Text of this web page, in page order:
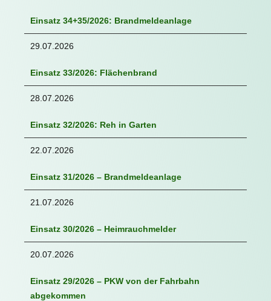
Einsatz 34+35/2026: Brandmeldeanlage
29.07.2026
Einsatz 33/2026: Flächenbrand
28.07.2026
Einsatz 32/2026: Reh in Garten
22.07.2026
Einsatz 31/2026 – Brandmeldeanlage
21.07.2026
Einsatz 30/2026 – Heimrauchmelder
20.07.2026
Einsatz 29/2026 – PKW von der Fahrbahn
abgekommen